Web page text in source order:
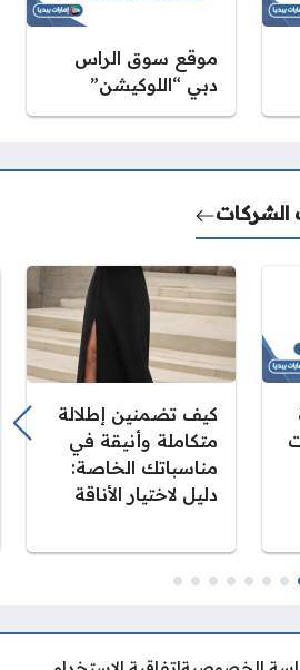
موقع سوق الراس
دبي “اللوكيشن”
كيف تضمنين إطلالة
متكاملة وأنيقة في
مناسباتك الخاصة:
دليل لاختيار الأناقة